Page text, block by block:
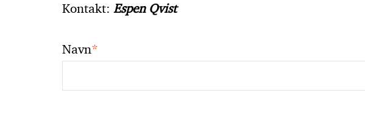
Kontakt: Espen Qvist
Navn*